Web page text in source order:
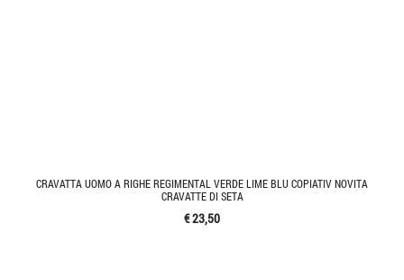
CRAVATTA UOMO A RIGHE REGIMENTAL VERDE LIME BLU COPIATIV NOVITA
CRAVATTE DI SETA
€ 23,50